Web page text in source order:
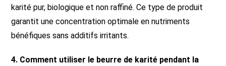
karité pur, biologique et non raffiné. Ce type de produit
garantit une concentration optimale en nutriments
bénéfiques sans additifs irritants.
4. Comment utiliser le beurre de karité pendant la